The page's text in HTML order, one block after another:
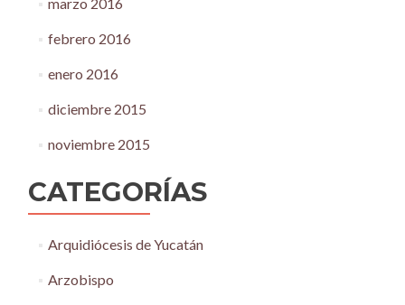
febrero 2016
enero 2016
diciembre 2015
noviembre 2015
CATEGORÍAS
Arquidiócesis de Yucatán
Arzobispo